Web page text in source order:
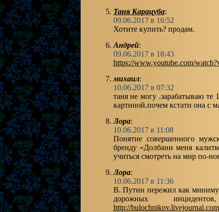
Таня Карацуба:
09.06.2017 в 16:52
Хотите купить? продам.
Андрей:
09.06.2017 в 18:43
https://www.youtube.com/
михаил:
10.06.2017 в 07:32
таня не могу .зарабатываю те
картиной.почем кстати она с
Лора:
10.06.2017 в 11:08
Понятие совершенного
бренду «Долбани меня
учиться смотреть на мир по-
Лора:
10.06.2017 в 11:36
В. Путин пережил как
дорожных
http://